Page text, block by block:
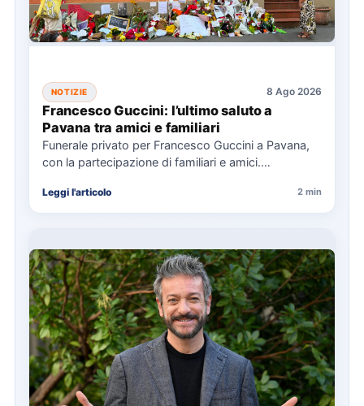
NOTIZIE 8 Ago 2026
Francesco Guccini: l’ultimo saluto a
Pavana tra amici e familiari
Funerale privato per Francesco Guccini a Pavana,
con la partecipazione di familiari e amici.
Leggi l'articolo 2 min